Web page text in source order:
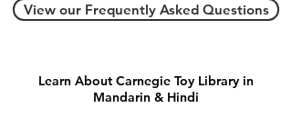
View our Frequently Asked Questions
Learn About Carnegie Toy Library in
Mandarin & Hindi